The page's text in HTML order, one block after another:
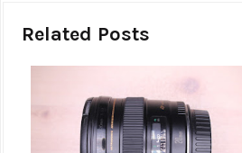
Related Posts